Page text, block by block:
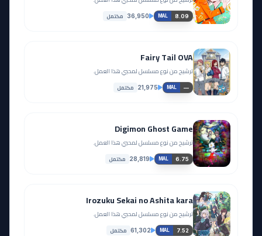
MAL 8.09
36,950 مكتمل
Fairy Tail OVA
ترشيح من نوع مسلسل لمحبي هذا العمل.
MAL —
21,975 مكتمل
Digimon Ghost Game
ترشيح من نوع مسلسل لمحبي هذا العمل.
MAL 6.75
28,819 مكتمل
Irozuku Sekai no Ashita kara
ترشيح من نوع مسلسل لمحبي هذا العمل.
MAL 7.52
61,302 مكتمل